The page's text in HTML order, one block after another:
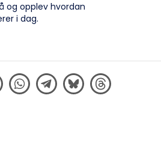
og opplev hvordan
i dag.